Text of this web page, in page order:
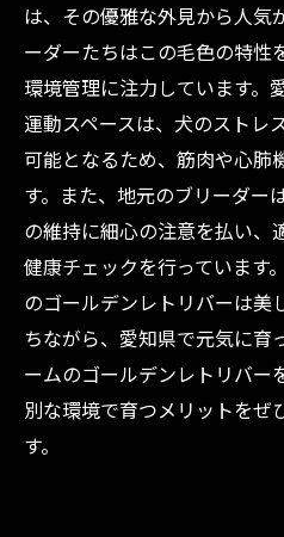
は、その優雅な外見から人気
ーダーたちはこの毛色の特性
環境管理に注力しています。
運動スペースは、犬のストレ
可能となるため、筋肉や心肺
す。また、地元のブリーダー
の維持に細心の注意を払い、
健康チェックを行っています
のゴールデンレトリバーは美
ちながら、愛知県で元気に育
ームのゴールデンレトリバー
別な環境で育つメリットをぜ
す。